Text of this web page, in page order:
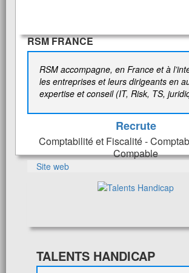
RSM FRANCE
RSM accompagne, en France et à
les entreprises et leurs dirigeants en
expertise et conseil (IT, Risk, TS,
Recrute
Comptabilité et Fiscalité -
Compable
Site web
TALENTS HANDICAP